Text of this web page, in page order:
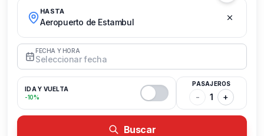
HASTA
Aeropuerto de Estambul
FECHA Y HORA
Seleccionar fecha
IDA Y VUELTA
-10%
PASAJEROS
- 1 +
Buscar